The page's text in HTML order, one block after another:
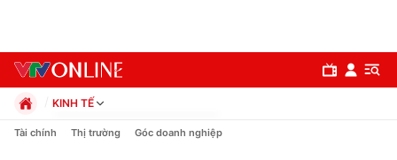
KINH TẾ
Chính trị
Tài chính Thị trường Góc doanh nghiệp